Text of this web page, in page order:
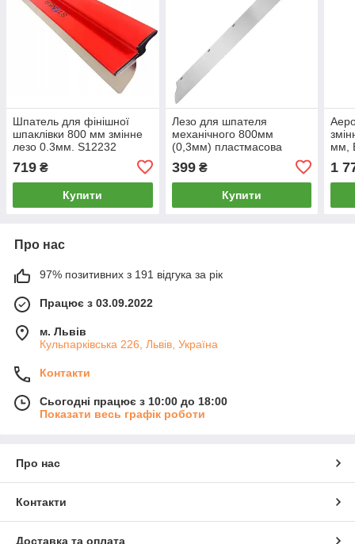
Шпатель для фінішної
шпаклівки 800 мм змінне
лезо 0.3мм. S12232
719 ₴
Купити
Лезо для шпателя
механічного 800мм
(0,3мм) пластмасова
399₴
Купити
мм,
1
Про нас
97% позитивних з 191 відгука за рік
Працює з 03.09.2022
м. Львів
Кульпарківська 226, Львів, Україна
Контакти
Сьогодні працює з 10:00 до 18:00
Показати весь графік роботи
Про нас
Контакти
Доставка та оплата